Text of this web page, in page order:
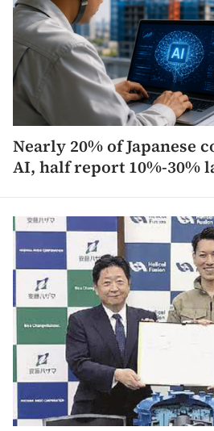
Nearly 20% of Japanese
AI, half report 10%-30%